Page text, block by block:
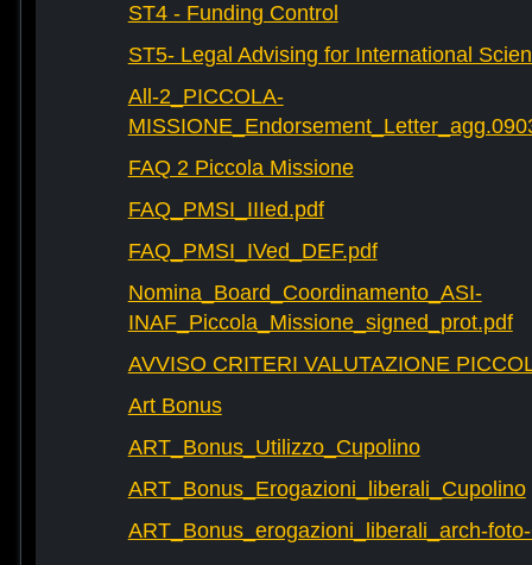
ST4 - Funding Control
ST5- Legal Advising for International
All-2_PICCOLA-
FAQ 2 Piccola Missione
FAQ_PMSI_IIIed.pdf
FAQ_PMSI_IVed_DEF.pdf
Nomina_Board_Coordinamento_ASI-
INAF_Piccola_Missione_signed_prot.pdf
AVVISO CRITERI VALUTAZIONE
Art Bonus
ART_Bonus_Utilizzo_Cupolino
ART_Bonus_Erogazioni_liberali_Cupolino
ART_Bonus_erogazioni_liberali_arch-